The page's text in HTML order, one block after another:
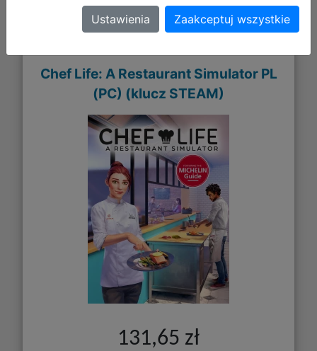
Chef Life: A Restaurant Simulator PL
(PC) (klucz STEAM)
131,65 zł
Ustawienia Zaakceptuj wszystkie